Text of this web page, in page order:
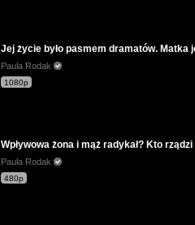
Jej życie było pasmem dramatów. Matka
Paula Rodak
1080p
Wpływowa żona i mąż radykał? Kto
Paula Rodak
480p